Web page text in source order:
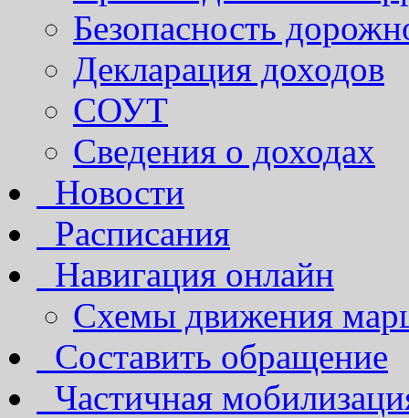
Безопасность
Декларация доходов
СОУТ
Сведения о доходах
Новости
Расписания
Навигация онлайн
Схемы движения
Составить обращение
Частичная